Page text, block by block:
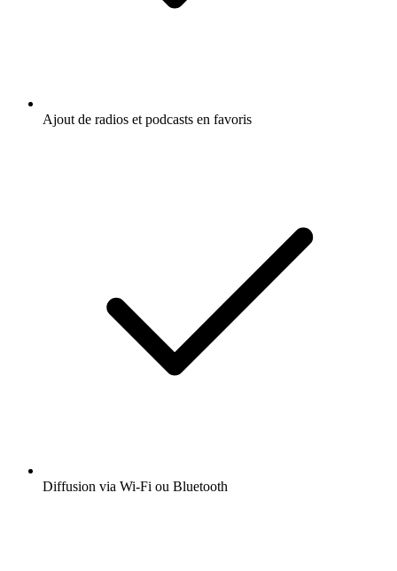
Ajout de radios et podcasts en favoris
Diffusion via Wi-Fi ou Bluetooth